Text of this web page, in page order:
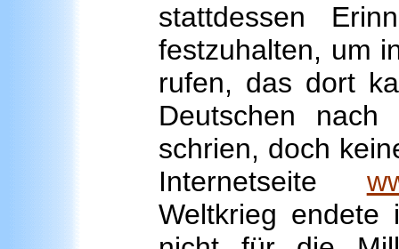
stattdessen
festzuhalten, um
rufen, das dort
Deutschen nach
schrien, doch
Internetseite
Weltkrieg